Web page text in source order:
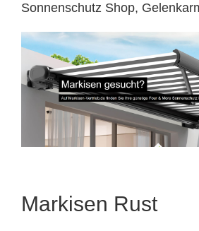
Sonnenschutz Shop,
Markisen Rust